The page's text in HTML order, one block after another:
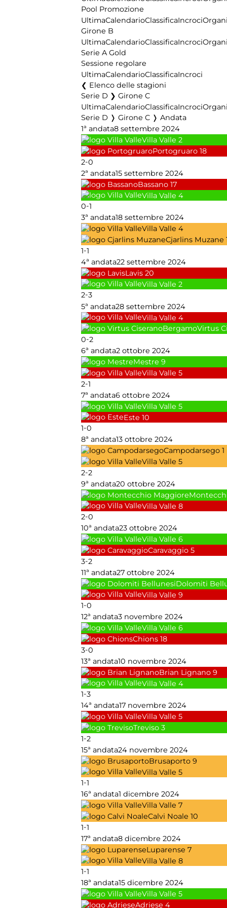
Pool Promozione
UltimaCalendarioClassificaIncroci
Girone B
UltimaCalendarioClassificaIncroci
Serie A Gold
Sessione regolare
UltimaCalendarioClassificaIncroci
Elenco delle stagioni
Serie D ❯ Girone C
UltimaCalendarioClassificaIncroci
Serie D ❭ Girone C ❭ Andata
1ª andata8 settembre 2024
Villa Valle 2
Portogruaro 18
2-0
2ª andata15 settembre 2024
Bassano 17
Villa Valle 4
0-1
3ª andata18 settembre 2024
Villa Valle 4
Cjarlins Muzane
1-1
4ª andata22 settembre 2024
Lavis 20
Villa Valle 2
2-3
5ª andata28 settembre 2024
Villa Valle 4
Virtus
0-2
6ª andata2 ottobre 2024
Mestre 9
Villa Valle 5
2-1
7ª andata6 ottobre 2024
Villa Valle 5
Este 10
1-0
8ª andata13 ottobre 2024
Campodarsego 1
Villa Valle 5
2-2
9ª andata20 ottobre 2024
Villa Valle 8
2-0
10ª andata23 ottobre 2024
Villa Valle 6
Caravaggio 5
3-2
11ª andata27 ottobre 2024
Dolomiti
Villa Valle 9
1-0
12ª andata3 novembre 2024
Villa Valle 6
Chions 18
3-0
13ª andata10 novembre 2024
Brian Lignano 9
Villa Valle 4
1-3
14ª andata17 novembre 2024
Villa Valle 5
Treviso 3
1-2
15ª andata24 novembre 2024
Brusaporto 9
Villa Valle 5
1-1
16ª andata1 dicembre 2024
Villa Valle 7
Calvi Noale 10
1-1
17ª andata8 dicembre 2024
Luparense 7
Villa Valle 8
1-1
18ª andata15 dicembre 2024
Villa Valle 5
Adriese 4